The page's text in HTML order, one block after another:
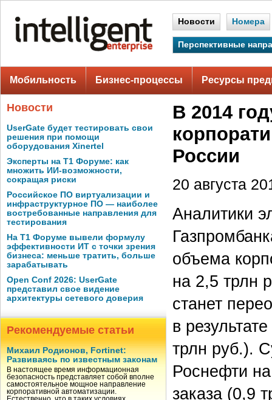
Новости Номера
Перспективные
Мобильность Бизнес-процессы Ресурсы
Новости
UserGate будет тестировать свои
решения при помощи
оборудования Xinertel
Эксперты на Т1 Форуме: как
множить ИИ-возможности,
сокращая риски
Российское ПО виртуализации и
инфраструктурное ПО — наиболее
востребованные направления для
тестирования
На Т1 Форуме вывели формулу
эффективности ИТ с точки зрения
бизнеса: меньше тратить, больше
зарабатывать
Open Conf 2026: UserGate
представил свое видение
архитектуры сетевого доверия
Рекомендуемые статьи
Михаил Родионов, Fortinet:
Развиваясь по известным законам
В настоящее время информационная
безопасность представляет собой вполне
самостоятельное мощное направление
корпоративной автоматизации.
В 2014
России
20 августа
Аналитики
объема
на 2,5 трлн
станет
в
трлн руб.).
Роснефти
заказа (0,9